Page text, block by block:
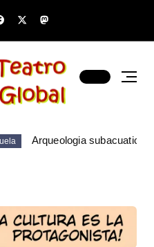
Arqueologia subacuatica